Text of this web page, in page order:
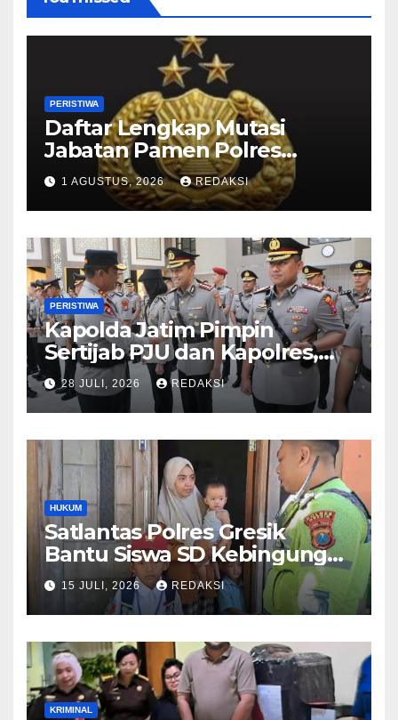
PERISTIWA
Daftar Lengkap Mutasi
Jabatan Pamen Polres
Jajaran Polda Jatim 2026
1 AGUSTUS, 2026 REDAKSI
PERISTIWA
Kapolda Jatim Pimpin
Sertijab PJU dan Kapolres,
Perkuat Regenerasi
Kepemimpinan dan
Pelayanan Presisi
28 JULI, 2026 REDAKSI
HUKUM
Satlantas Polres Gresik
Bantu Siswa SD Kebingungan
Saat Pulang Sekolah,
Langsung Diantar ke Rumah
Orang Tua Lega
15 JULI, 2026 REDAKSI
KRIMINAL